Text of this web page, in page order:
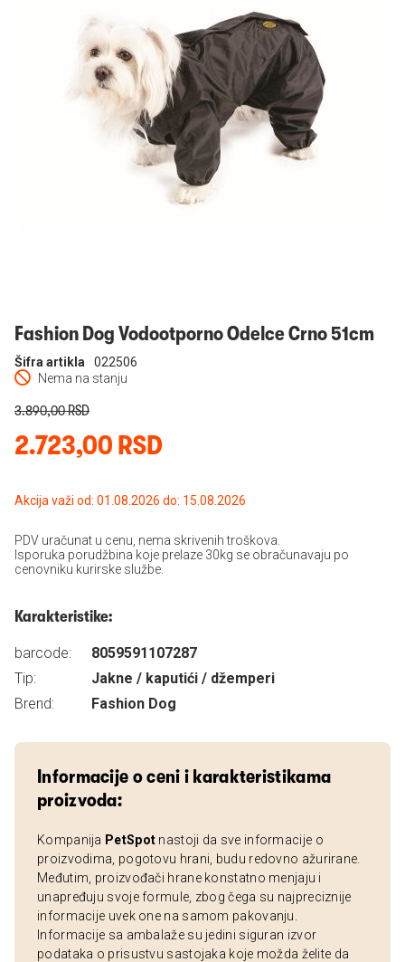
Fashion Dog Vodootporno Odelce Crno 51cm
Nema na stanju
Šifra artikla 022506
2.723,00 RSD
3.890,00 RSD
Akcija važi od: 01.08.2026 do: 15.08.2026
PDV uračunat u cenu, nema skrivenih troškova.
Isporuka porudžbina koje prelaze 30kg se obračunavaju po
cenovniku kurirske službe.
Karakteristike:
barcode:
8059591107287
Tip:
Jakne / kaputići / džemperi
Brend:
Fashion Dog
Informacije o ceni i karakteristikama
proizvoda:
Kompanija PetSpot nastoji da sve informacije o
proizvodima, pogotovu hrani, budu redovno ažurirane.
Međutim, proizvođači hrane konstatno menjaju i
unapređuju svoje formule, zbog čega su najpreciznije
informacije uvek one na samom pakovanju.
Informacije sa ambalaže su jedini siguran izvor
podataka o prisustvu sastojaka koje možda želite da